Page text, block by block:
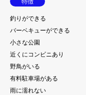
釣りができる
バーベキューができる
小さな公園
近くにコンビニあり
野鳥がいる
有料駐車場がある
雨に濡れない